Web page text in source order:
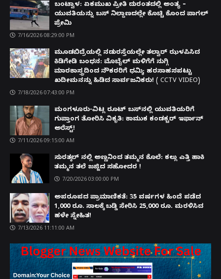
ಬಂಟ್ವಾಳ: ಏಕಮುಖ ಪ್ರೀತಿ ದುರಂತದಲ್ಲಿ ಅಂತ್ಯ –
ಯುವತಿಯನ್ನು ಬಸ್ ನಿಲ್ದಾಣದಲ್ಲೇ ಕೊಚ್ಚಿ ಕೊಂದ ಪಾಗಲ್
ಪ್ರೇಮಿ
7/16/2026 08:29:00 PM
ಮೂಡಬಿದ್ರೆಯಲ್ಲಿ ನಡುರಸ್ತೆಯಲ್ಲೇ ತಲ್ವಾರ್ ಝಳಪಿಸಿದ
ಕಿಡಿಗೇಡಿ ಬಂಧನ: ಮೊಬೈಲ್ ಮಳಿಗೆಗೆ ನುಗ್ಗಿ
ಮಾರಕಾಸ್ತ್ರದಿಂದ ನೌಕರರಿಗೆ ಧಮ್ಕಿ; ಹರಸಾಹಸಪಟ್ಟು
ಖದೀಮನನ್ನು ಹಿಡಿದ ಸಾರ್ವಜನಿಕರು! ( CCTV VIDEO)
7/18/2026 07:43:00 PM
ಮಂಗಳೂರು-ವಿಟ್ಲ ರೂಟ್ ಬಸ್‌ನಲ್ಲಿ ಯುವತಿಯರಿಗೆ
ಗುಪ್ತಾಂಗ ತೋರಿಸಿ ವಿಕೃತಿ: ಕಾಮುಕ ಕಂಡಕ್ಟರ್ ಇರ್ಫಾನ್
ಅರೆಸ್ಟ್!
7/11/2026 09:15:00 AM
ಸುರತ್ಕಲ್ ನಲ್ಲಿ ಅಣ್ಣನಿಂದ ತಮ್ಮನ ಕೊಲೆ: ಕಲ್ಲು ಎತ್ತಿ ಹಾಕಿ
ತಮ್ಮನ ತಲೆ ಜಜ್ಜಿದ ಸಹೋದರ !
7/20/2026 03:00:00 PM
ಅಪರೂಪದ ಪ್ರಾಮಾಣಿಕತೆ: 35 ವರ್ಷಗಳ ಹಿಂದೆ ಪಡೆದ
1,000 ರೂ. ಸಾಲಕ್ಕೆ ಬಡ್ಡಿ ಸೇರಿಸಿ 25,000 ರೂ. ಮರಳಿಸಿದ
ಹಳೇ ಸ್ನೇಹಿತ!
7/13/2026 11:11:00 AM